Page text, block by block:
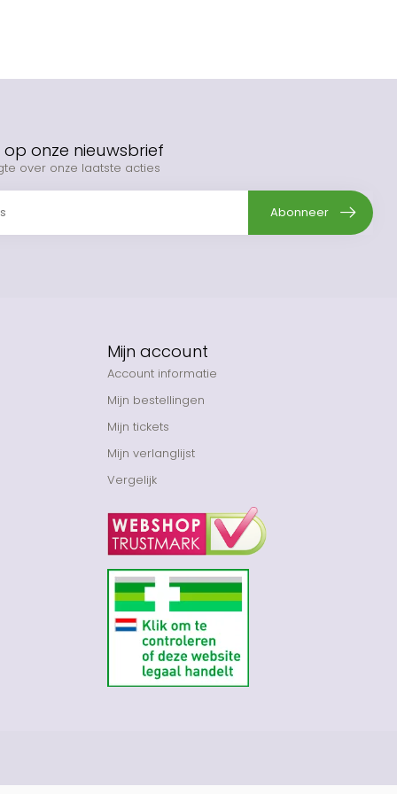
onze nieuwsbrief
over onze laatste acties
Abonneer
Mijn account
Account informatie
Mijn bestellingen
Mijn tickets
Mijn verlanglijst
Vergelijk